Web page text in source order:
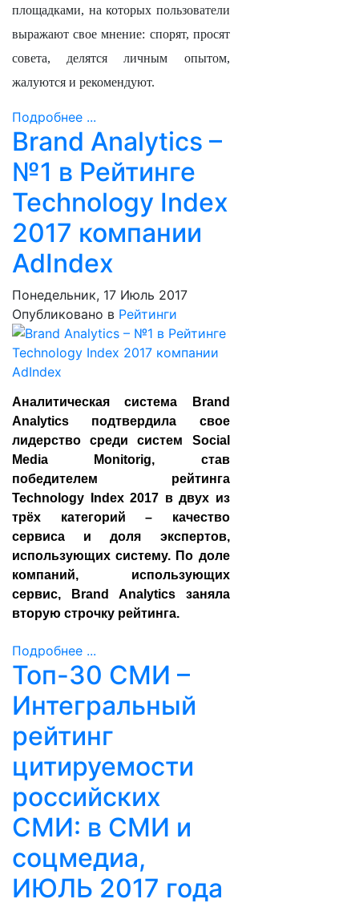
площадками, на которых пользователи
выражают свое мнение: спорят, просят
совета, делятся личным опытом,
жалуются и рекомендуют.
Подробнее ...
Brand Analytics –
№1 в Рейтинге
Technology Index
2017 компании
AdIndex
Понедельник, 17 Июль 2017
Опубликовано в Рейтинги
Аналитическая система Brand
Analytics подтвердила свое
лидерство среди систем Social
Media Monitorig, став
победителем рейтинга
Technology Index 2017 в двух из
трёх категорий – качество
сервиса и доля экспертов,
использующих систему. По доле
компаний, использующих
сервис, Brand Analytics заняла
вторую строчку рейтинга.
Подробнее ...
Топ-30 СМИ –
Интегральный
рейтинг
цитируемости
российских
СМИ: в СМИ и
соцмедиа,
ИЮЛЬ 2017 года